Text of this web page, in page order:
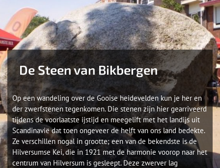
De Steen van Bikbergen
Op een wandeling over de Gooise heidevelden kun je her en
der zwerfstenen tegenkomen. Die stenen zijn hier gearriveerd
tijdens de voorlaatste ijstijd en meegelift met het landijs uit
Scandinavië dat toen ongeveer de helft van ons land bedekte.
Ze verschillen nogal in grootte; een van de bekendste is de
Hilversumse Kei, die in 1921 met de harmonie voorop naar het
centrum van Hilversum is gesleept. Deze zwerver lag